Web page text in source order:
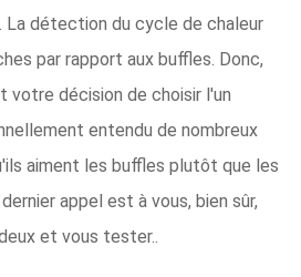
La détection du cycle de chaleur
par rapport aux buffles. Donc,
votre décision de choisir l'un
entendu de nombreux
aiment les buffles plutôt que les
appel est à vous, bien sûr,
et vous tester..